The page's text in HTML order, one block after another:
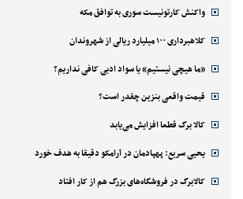
واکنش کارتونیست سوری به توافق مکه
کلاهبرداری ۱۰۰ میلیارد ریالی از شهروندان
«ما هیچی نیستیم» یا سواد ادبی کافی نداریم؟
قیمت واقعی بنزین چقدر است؟
کالا برگ قطعا افزایش می‌یابد
یحیی سریع: پهپادمان در آرامکو دقیقا به هدف خورد
کالابرگ در فروشگاه‌های بزرگ هم از کار افتاد